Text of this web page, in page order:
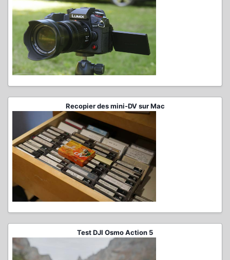
Recopier des mini-DV sur Mac
Test DJI Osmo Action 5